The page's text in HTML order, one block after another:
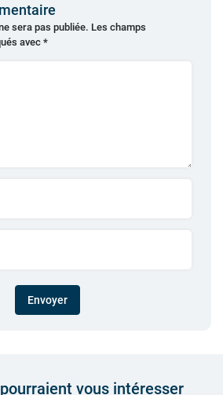
sera pas publiée. Les champs
avec *
Envoyer
vous intéresser